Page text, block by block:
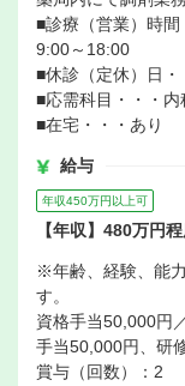
■診療（営業）時
9:00～18:00
■休診（定休）日
■応需科目・・・内
■在宅・・・あり
給与
年収450万円以上可
【年収】480万円
※年齢、経験、能
す。
資格手当50,000円
手当50,000円、研
賞与（回数）：2